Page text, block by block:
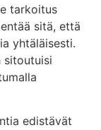
tarkoitus
sitä, että
yhtäläisesti.
sitoutuisi
edistävät